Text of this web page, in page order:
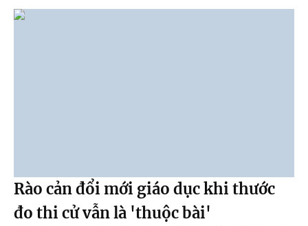
Rào cản đổi mới giáo dục khi thước
đo thi cử vẫn là 'thuộc bài'